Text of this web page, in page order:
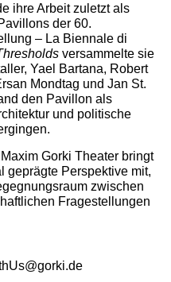
ihre Arbeit zuletzt als
der 60.
– La Biennale di
versammelte sie
Yael Bartana, Robert
Mondtag und Jan St.
den Pavillon als
und politische
Gorki Theater bringt
geprägte Perspektive mit,
zwischen
Fragestellungen